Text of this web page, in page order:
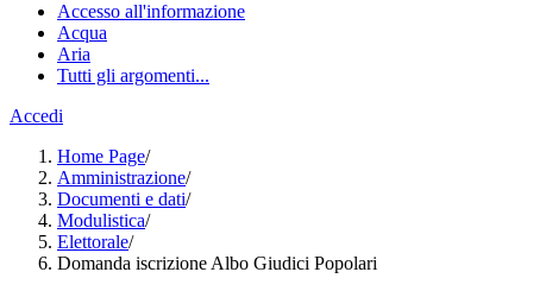
Accesso all'informazione
Acqua
Aria
Tutti gli argomenti...
Accedi
Home Page/
Amministrazione/
Documenti e dati/
Modulistica/
Elettorale/
Domanda iscrizione Albo Giudici Popolari